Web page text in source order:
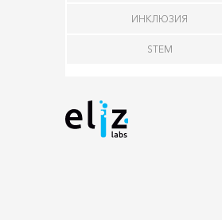
ИНКЛЮЗИЯ
STEM